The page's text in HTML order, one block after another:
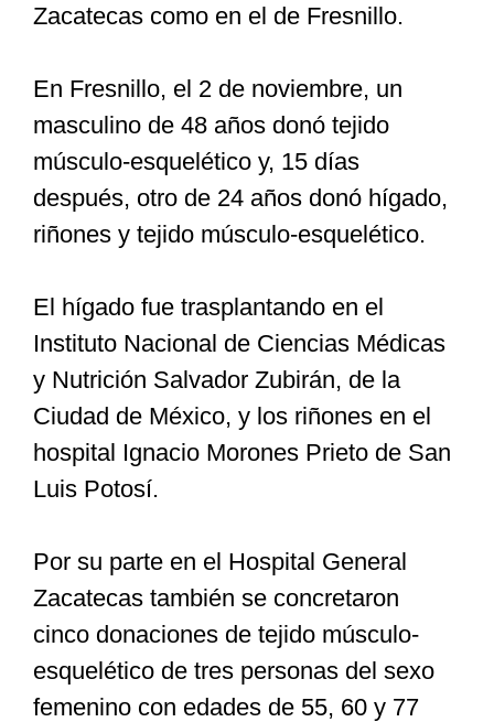
Zacatecas como en el de Fresnillo.
En Fresnillo, el 2 de noviembre, un
masculino de 48 años donó tejido
músculo-esquelético y, 15 días
después, otro de 24 años donó hígado,
riñones y tejido músculo-esquelético.
El hígado fue trasplantando en el
Instituto Nacional de Ciencias Médicas
y Nutrición Salvador Zubirán, de la
Ciudad de México, y los riñones en el
hospital Ignacio Morones Prieto de San
Luis Potosí.
Por su parte en el Hospital General
Zacatecas también se concretaron
cinco donaciones de tejido músculo-
esquelético de tres personas del sexo
femenino con edades de 55, 60 y 77